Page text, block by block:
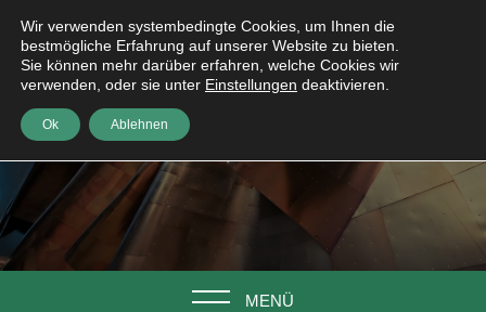
MENÜ
Wir verwenden systembedingte Cookies, um Ihnen die
bestmögliche Erfahrung auf unserer Website zu bieten.
Sie können mehr darüber erfahren, welche Cookies wir
verwenden, oder sie unter Einstellungen deaktivieren.
Ok Ablehnen